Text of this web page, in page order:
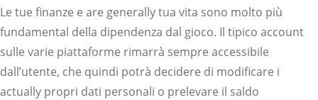
Le tue finanze e are generally tua vita sono molto più
fundamental della dipendenza dal gioco. Il tipico account
sulle varie piattaforme rimarrà sempre accessibile
dall’utente, che quindi potrà decidere di modificare i
actually propri dati personali o prelevare il saldo